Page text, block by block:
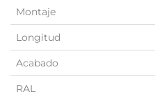
Montaje
Longitud
Acabado
RAL